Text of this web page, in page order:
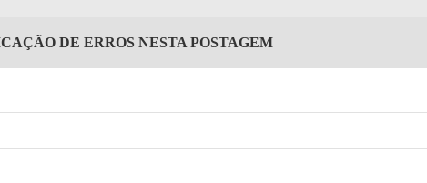
DE ERROS NESTA POSTAGEM